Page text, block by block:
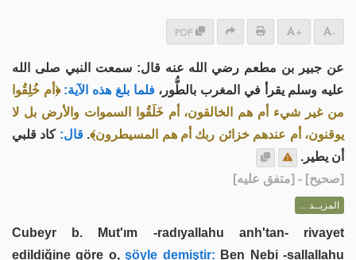
PDF + -
عن جبير بن مطعم رضي الله عنه قال: سمعت النبي صلى الله
عليه وسلم يقرأ في المغرب بالطُّور، فلما بلغ هذه الآية: ﴿أم خُلِقُوا
من غير شيء أم هم الخالقون، أم خَلَقُوا السموات والأرض بل لا
يوقنون، أم عندهم خزائن ربك أم هم المسيطرون﴾. قال: كاد قلبي
أن يطير.
[صحيح] - [متفق عليه]
المزيــد ...
Cubeyr b. Mut'ım -radıyallahu anh'tan- rivayet
edildiğine göre o,şöyle demiştir: Ben Nebi -sallallahu